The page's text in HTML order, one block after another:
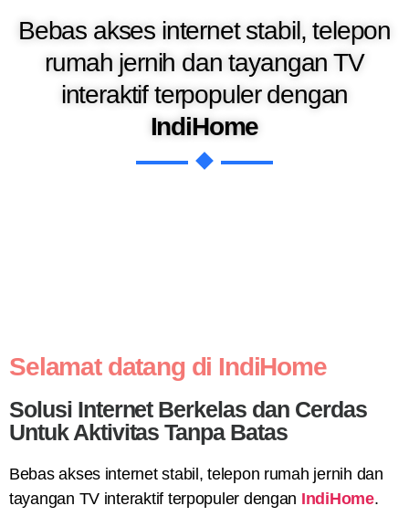
Bebas akses internet stabil, telepon
rumah jernih dan tayangan TV
interaktif terpopuler dengan
IndiHome
Selamat datang di IndiHome
Solusi Internet Berkelas dan Cerdas
Untuk Aktivitas Tanpa Batas
Bebas akses internet stabil, telepon rumah jernih dan
tayangan TV interaktif terpopuler dengan IndiHome.